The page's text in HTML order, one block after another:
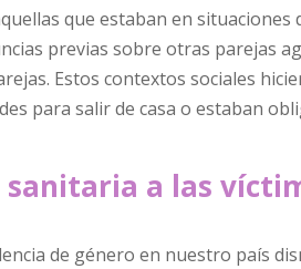
que estaban en situaciones
previas sobre otras parejas
Estos contextos sociales
para salir de casa o estaban
sanitaria a las
de género en nuestro país